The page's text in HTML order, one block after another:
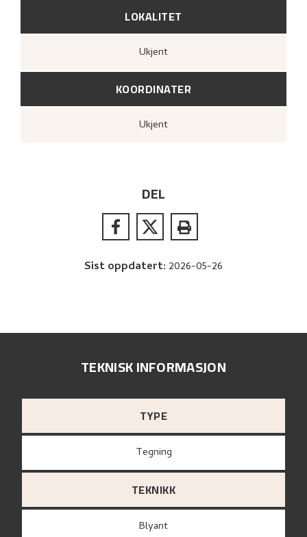
LOKALITET
Ukjent
KOORDINATER
Ukjent
DEL
Sist oppdatert: 2026-05-26
TEKNISK INFORMASJON
TYPE
Tegning
TEKNIKK
Blyant